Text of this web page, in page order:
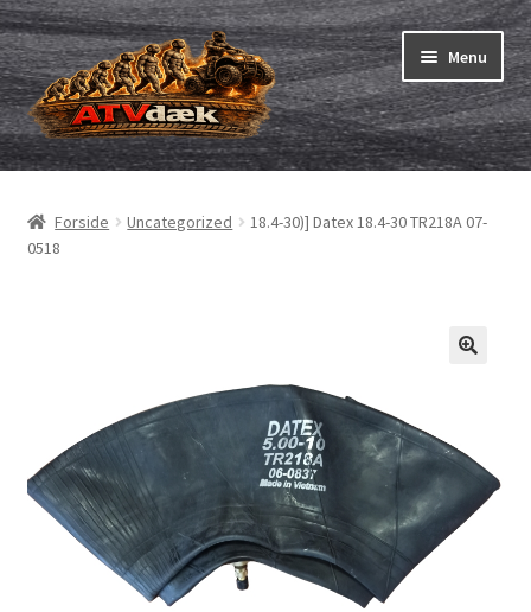
Spring
til
navigation
Spring
til
indhold
Menu
ATV-dæk
Udfold
Dækslanger
Udfold
Forside Uncategorized
18.4-30)] Datex 18.4-30 TR218A 07-
0518